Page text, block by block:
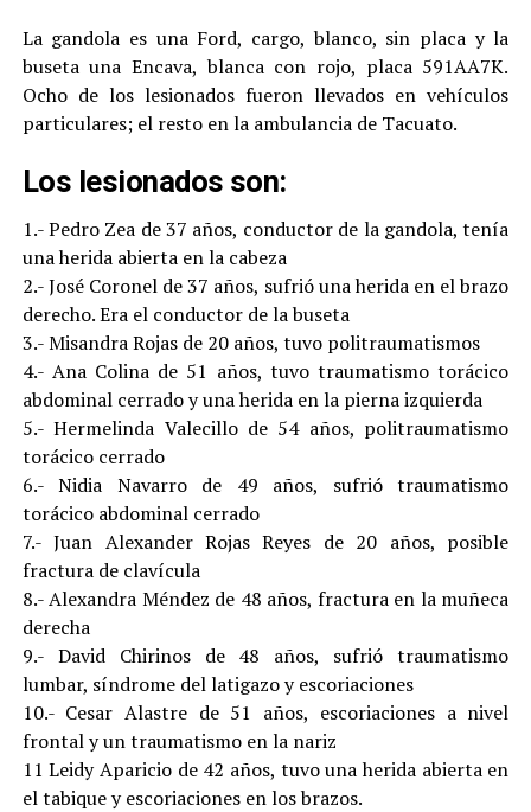
La gandola es una Ford, cargo, blanco, sin placa y la
buseta una Encava, blanca con rojo, placa 591AA7K.
Ocho de los lesionados fueron llevados en vehículos
particulares; el resto en la ambulancia de Tacuato.
Los lesionados son:
1.- Pedro Zea de 37 años, conductor de la gandola, tenía
una herida abierta en la cabeza
2.- José Coronel de 37 años, sufrió una herida en el brazo
derecho. Era el conductor de la buseta
3.- Misandra Rojas de 20 años, tuvo politraumatismos
4.- Ana Colina de 51 años, tuvo traumatismo torácico
abdominal cerrado y una herida en la pierna izquierda
5.- Hermelinda Valecillo de 54 años, politraumatismo
torácico cerrado
6.- Nidia Navarro de 49 años, sufrió traumatismo
torácico abdominal cerrado
7.- Juan Alexander Rojas Reyes de 20 años, posible
fractura de clavícula
8.- Alexandra Méndez de 48 años, fractura en la muñeca
derecha
9.- David Chirinos de 48 años, sufrió traumatismo
lumbar, síndrome del latigazo y escoriaciones
10.- Cesar Alastre de 51 años, escoriaciones a nivel
frontal y un traumatismo en la nariz
11 Leidy Aparicio de 42 años, tuvo una herida abierta en
el tabique y escoriaciones en los brazos.